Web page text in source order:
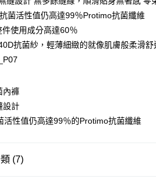
付
先享後付」】
是「在收到商品之後才付款」的支付方式。 讓
註冊會員、不需綁卡、不需儲值。
後付」結帳流程】
菌活性值仍高達99％Protimo抗菌纖維
件使用成分高達60％
抗菌紗，輕薄細緻的就像肌膚般柔滑舒
內褲
設計
活性值仍高達99％的Protimo抗菌纖維
(7)